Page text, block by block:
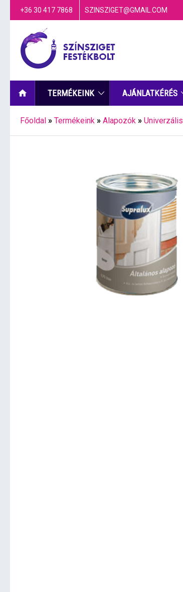
+36 30 417 7868 SZINSZIGET@GMAIL.COM
TERMÉKEINK AJÁNLATKÉRÉS
Főoldal » Termékeink » Alapozók » Univerzális